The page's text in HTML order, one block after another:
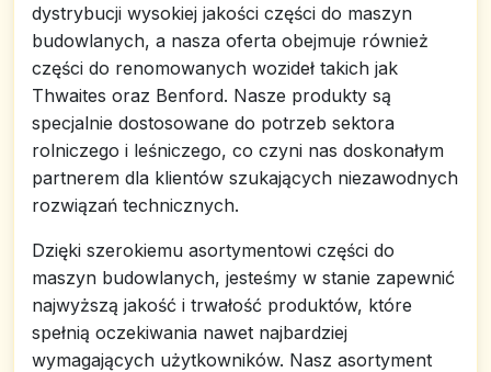
dystrybucji wysokiej jakości części do maszyn
budowlanych, a nasza oferta obejmuje również
części do renomowanych wozideł takich jak
Thwaites oraz Benford. Nasze produkty są
specjalnie dostosowane do potrzeb sektora
rolniczego i leśniczego, co czyni nas doskonałym
partnerem dla klientów szukających niezawodnych
rozwiązań technicznych.
Dzięki szerokiemu asortymentowi części do
maszyn budowlanych, jesteśmy w stanie zapewnić
najwyższą jakość i trwałość produktów, które
spełnią oczekiwania nawet najbardziej
wymagających użytkowników. Nasz asortyment